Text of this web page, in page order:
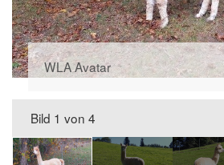
WLA Avatar
Bild 1 von 4